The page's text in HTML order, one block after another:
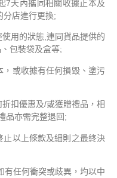
天內攜同相關收據正本及
分店進行更換;
用的狀態,連同貨品提供的
包裝袋及盒等;
或收據有任何損毀、塗污
扣優惠及/或獲贈禮品，相
品亦需完整退回;
以上條款及細則之最終決
任何衝突或歧異，均以中